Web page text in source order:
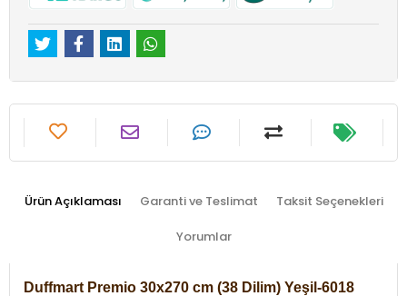
Ürün Açıklaması Garanti ve Teslimat Taksit Seçenekleri
Yorumlar
Duffmart Premio 30x270 cm (38 Dilim) Yeşil-6018